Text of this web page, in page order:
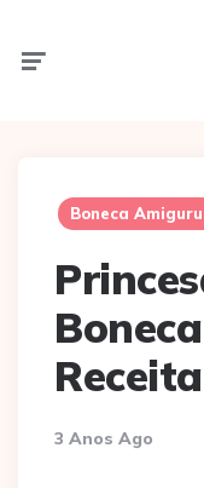
Boneca
3 Anos Ago